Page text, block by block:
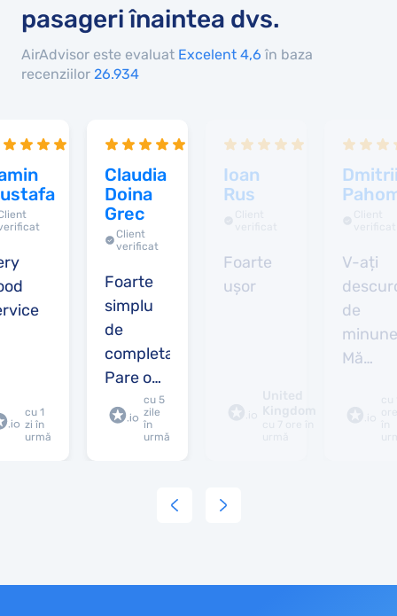
pasageri înaintea dvs.
AirAdvisor este evaluat Excelent 4,6 în baza
recenziilor 26.934
cu 1
zi în
urmă
Claudia
Doina
Grec
Client
verificat
Foarte
simplu
de
completat.
Pare o
serioasa.
cu 5
zile
în
urmă
Ioan
Rus
Foarte
ușor
V-ați
de
Mă